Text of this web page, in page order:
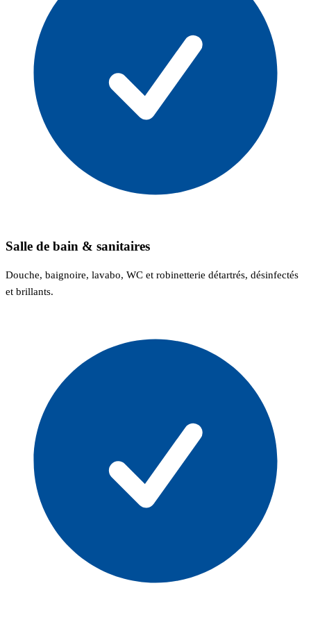
Salle de bain & sanitaires
Douche, baignoire, lavabo, WC et robinetterie détartrés, désinfectés
et brillants.